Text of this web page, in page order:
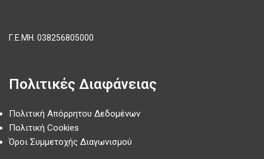
Γ.Ε.ΜΗ. 038256805000
Πολιτικές Διαφάνειας
Πολιτική Απόρρητου Δεδομένων
Πολιτική Cookies
Όροι Συμμετοχής Διαγωνισμού